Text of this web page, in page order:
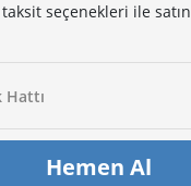
seçenekleri ile satın
Hemen Al